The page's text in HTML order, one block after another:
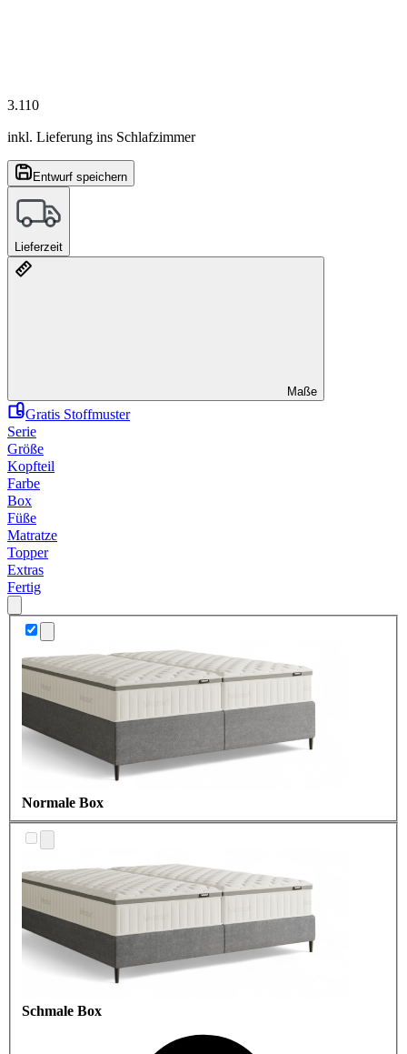
3.110
inkl. Lieferung ins Schlafzimmer
Entwurf speichern
Lieferzeit
Maße
Gratis Stoffmuster
Serie
Größe
Kopfteil
Farbe
Box
Füße
Matratze
Topper
Extras
Fertig
Normale Box
Schmale Box